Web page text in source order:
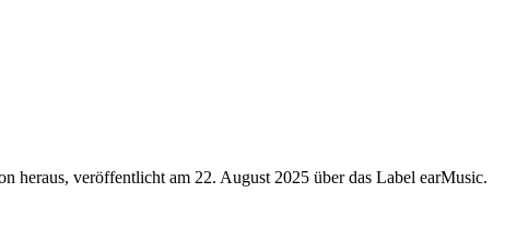
veröffentlicht am 22. August 2025 über das Label earMusic.